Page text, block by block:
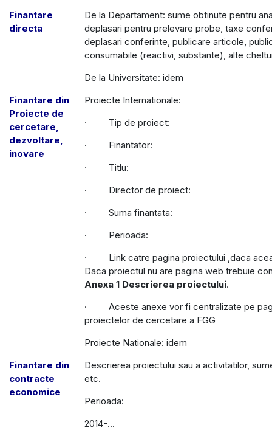
Finantare
directa
De la Departament: sume obtinute pentru
deplasari pentru prelevare probe, taxe
deplasari conferinte, publicare articole,
consumabile (reactivi, substante), alte
De la Universitate: idem
Finantare din
Proiecte de
cercetare,
dezvoltare,
inovare
Proiecte Internationale:
· Tip de proiect:
· Finantator:
· Titlu:
· Director de proiect:
· Suma finantata:
· Perioada:
· Link catre pagina proiectului ,daca
Daca proiectul nu are pagina web trebuie
Anexa 1 Descrierea proiectului.
· Aceste anexe vor fi centralizate pe
proiectelor de cercetare a FGG
Proiecte Nationale: idem
Finantare din
contracte
economice
Descrierea proiectului sau a activitatilor,
etc.
Perioada:
2014-...